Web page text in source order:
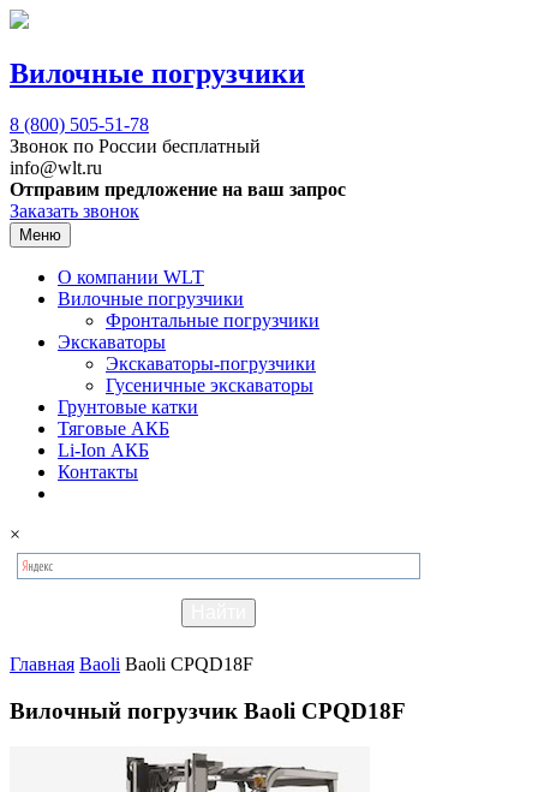
Вилочные погрузчики
8 (800) 505-51-78
Звонок по России бесплатный
info@wlt.ru
Отправим предложение на ваш запрос
Заказать звонок
Меню
О компании WLT
Вилочные погрузчики
Фронтальные погрузчики
Экскаваторы
Экскаваторы-погрузчики
Гусеничные экскаваторы
Грунтовые катки
Тяговые АКБ
Li-Ion АКБ
Контакты
×
Главная Baoli Baoli CPQD18F
Вилочный погрузчик Baoli CPQD18F